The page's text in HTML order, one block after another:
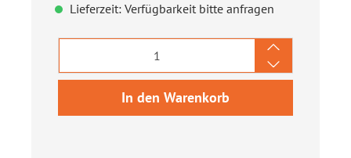
Lieferzeit: Verfügbarkeit bitte anfragen
Produkt Anzahl: Gib den
In den Warenkorb